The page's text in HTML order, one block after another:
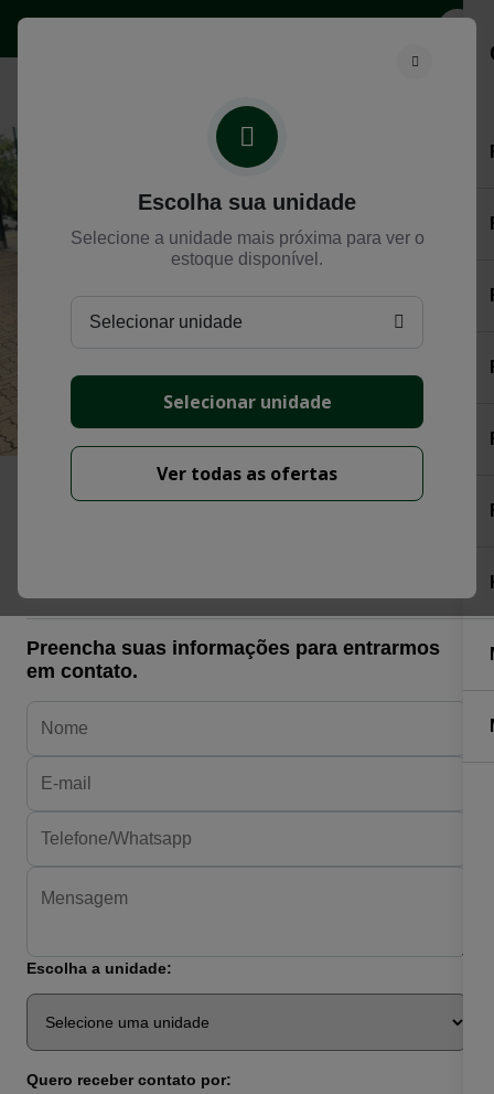
Preencha suas informações para entrarmos
em contato.
Escolha a unidade:
Quero receber contato por:
Escolha sua unidade
Selecione a unidade mais próxima para ver o
estoque disponível.
Selecionar unidade
Selecionar unidade
Ver todas as ofertas